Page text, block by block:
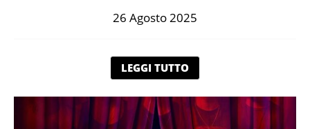
26 Agosto 2025
LEGGI TUTTO